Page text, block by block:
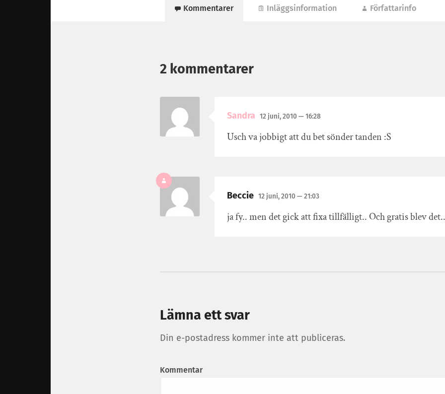
Kommentarer Inläggsinformation Författarinfo
2 kommentarer
Sandra 12 juni, 2010 — 16:28
Usch va jobbigt att du bet sönder tanden :S
Beccie 12 juni, 2010 — 21:03
ja fy.. men det gick att fixa tillfälligt.. Och gratis blev
Lämna ett svar
Din e-postadress kommer inte att publiceras.
Kommentar